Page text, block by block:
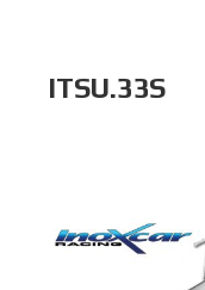
ITSU.33S